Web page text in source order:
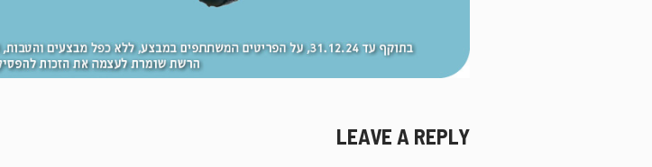
LEAVE A REPLY